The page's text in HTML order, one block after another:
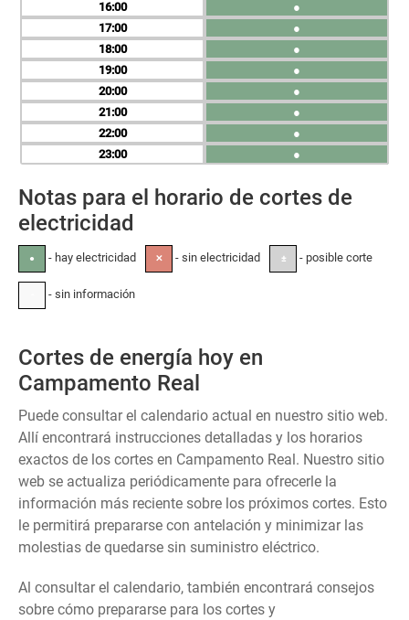
16
17
18
19
20
21
22
23
●
●
●
●
●
●
●
●
Notas para el horario de cortes de
electricidad
● - hay electricidad ✕ - sin electricidad ± - posible corte
- sin información
Cortes de energía hoy en
Campamento Real
Puede consultar el calendario actual en nuestro sitio web.
Allí encontrará instrucciones detalladas y los horarios
exactos de los cortes en Campamento Real. Nuestro sitio
web se actualiza periódicamente para ofrecerle la
información más reciente sobre los próximos cortes. Esto
le permitirá prepararse con antelación y minimizar las
molestias de quedarse sin suministro eléctrico.
Al consultar el calendario, también encontrará consejos
sobre cómo prepararse para los cortes y